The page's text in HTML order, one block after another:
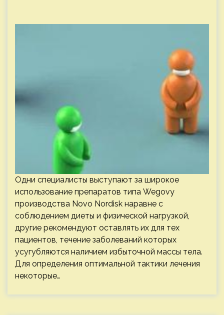
Одни специалисты выступают за широкое
использование препаратов типа Wegovy
производства Novo Nordisk наравне с
соблюдением диеты и физической нагрузкой,
другие рекомендуют оставлять их для тех
пациентов, течение заболеваний которых
усугубляются наличием избыточной массы тела.
Для определения оптимальной тактики лечения
некоторые…